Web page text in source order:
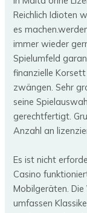
Reichlich Idioten
es
immer wieder
Spielumfeld
finanzielle
zwängen. Sehr
seine
gerechtfertigt.
Anzahl an
Es ist nicht
Casino
Mobilgeräten. Die
umfassen